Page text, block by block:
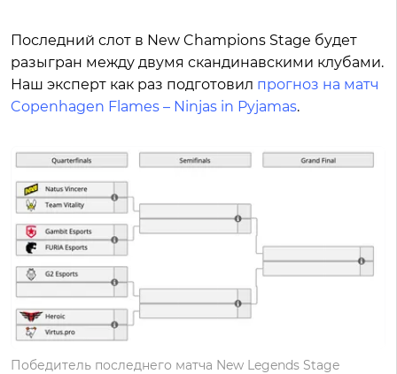
Последний слот в New Champions Stage будет
разыгран между двумя скандинавскими клубами.
Наш эксперт как раз подготовил прогноз на матч
Copenhagen Flames – Ninjas in Pyjamas.
Победитель последнего матча New Legends Stage